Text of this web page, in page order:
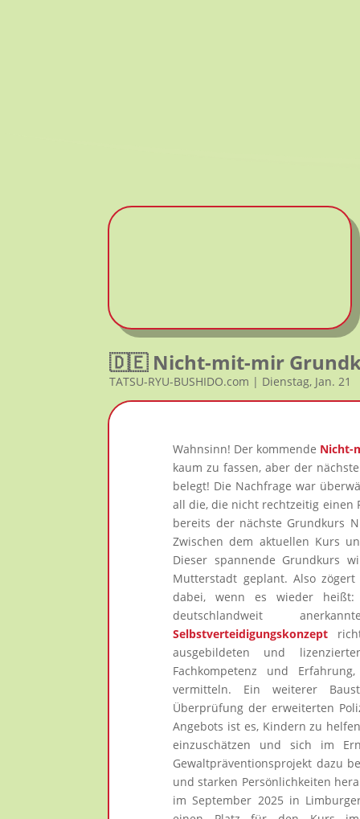
🇩🇪 Nicht-mit-mir
TATSU-RYU-BUSHIDO.com | Dienstag, Jan. 21
Wahnsinn! Der kommende Nicht-
kaum zu fassen, aber der
belegt! Die Nachfrage war
all die, die nicht rechtzeitig einen
bereits der nächste Grundkurs
Zwischen dem aktuellen Kurs
Dieser spannende Grundkurs
Mutterstadt geplant. Also
dabei, wenn es wieder heißt:
deutschlandweit
Selbstverteidigungskonzept
ausgebildeten und
Fachkompetenz und
vermitteln. Ein weiterer
Überprüfung der erweiterten
Angebots ist es, Kindern zu
einzuschätzen und sich im
Gewaltpräventionsprojekt dazu
und starken Persönlichkeiten
im September 2025 in